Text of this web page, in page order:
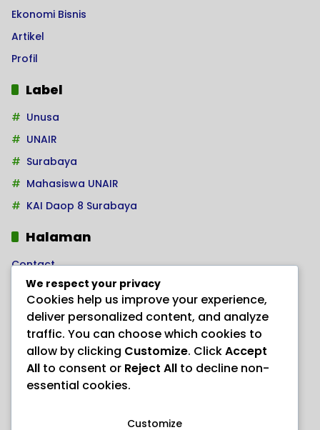
Ekonomi Bisnis
Artikel
Profil
Label
Unusa
UNAIR
Surabaya
Mahasiswa UNAIR
KAI Daop 8 Surabaya
Halaman
Contact
Home
Kode Etik Jurnalistik
Pedoman Hak Jawab
Pedoman Media Siber
PRODUK HERBAL AJAIB “ANAYL STORE”
We respect your privacy
Cookies help us improve your experience,
deliver personalized content, and analyze
traffic. You can choose which cookies to
allow by clicking Customize. ClickAccept
All to consent or Reject All to decline non-
essential cookies.
Customize